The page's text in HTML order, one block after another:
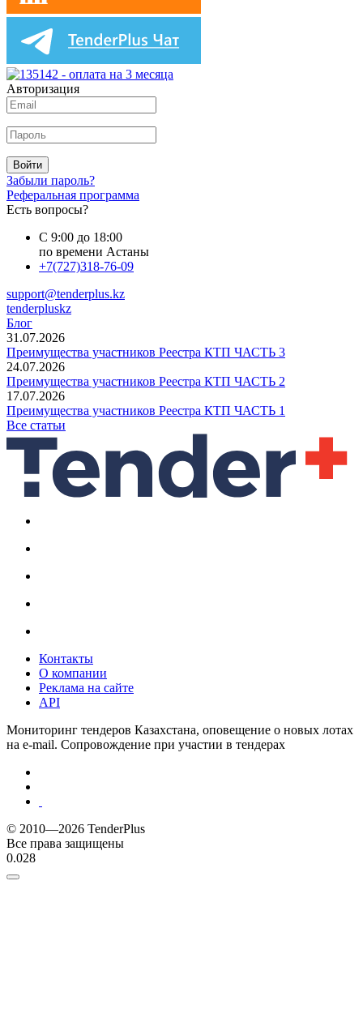
Авторизация
Войти
Забыли пароль?
Реферальная программа
Есть вопросы?
С 9:00 до 18:00
по времени Астаны
+7(727)318-76-09
support@tenderplus.kz
tenderpluskz
Блог
31.07.2026
Преимущества участников Реестра КТП ЧАСТЬ 3
24.07.2026
Преимущества участников Реестра КТП ЧАСТЬ 2
17.07.2026
Преимущества участников Реестра КТП ЧАСТЬ 1
Все статьи
Контакты
О компании
Реклама на сайте
API
Мониторинг тендеров Казахстана, оповещение о новых лотах
на e-mail. Сопровождение при участии в тендерах
© 2010—2026 TenderPlus
Все права защищены
0.028